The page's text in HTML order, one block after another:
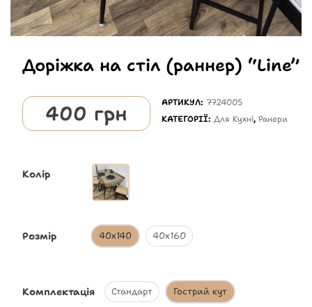
Доріжка на стіл (раннер) “Line”
400 грн АРТИКУЛ: 7724005
КАТЕГОРІЇ:Для Кухні,Ранери
Колір
Розмір 40х140 40х160
Комплектація Стандарт Гострий кут